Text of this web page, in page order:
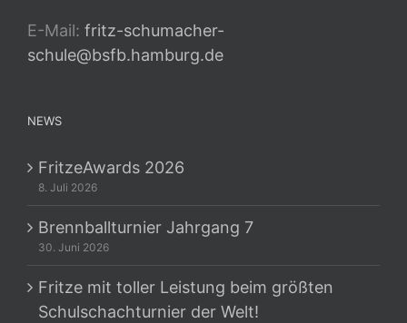
E-Mail: fritz-schumacher-
schule@bsfb.hamburg.de
NEWS
FritzeAwards 2026
8. Juli 2026
Brennballturnier Jahrgang 7
30. Juni 2026
Fritze mit toller Leistung beim größten
Schulschachturnier der Welt!